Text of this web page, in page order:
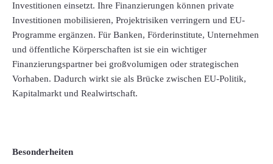
Investitionen einsetzt. Ihre Finanzierungen können private
Investitionen mobilisieren, Projektrisiken verringern und EU-
Programme ergänzen. Für Banken, Förderinstitute, Unternehmen
und öffentliche Körperschaften ist sie ein wichtiger
Finanzierungspartner bei großvolumigen oder strategischen
Vorhaben. Dadurch wirkt sie als Brücke zwischen EU-Politik,
Kapitalmarkt und Realwirtschaft.
Besonderheiten